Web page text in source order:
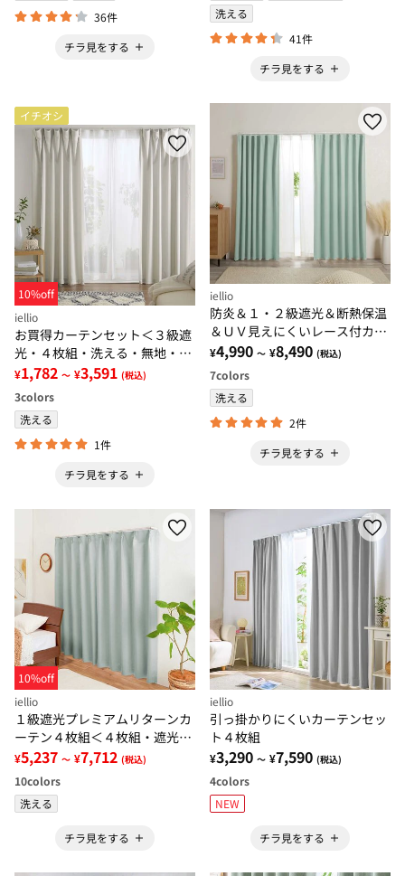
36件
チラ見をする
洗える
41件
チラ見をする
イチオシ
10%off
iellio
お買得カーテンセット＜３級遮
光・４枚組・洗える・無地・既
製サイズ＞
¥1,782 ～ ¥3,591 (税込)
3colors
洗える
1件
チラ見をする
iellio
防炎＆１・２級遮光＆断熱保温
＆ＵＶ見えにくいレース付カー
テンセット＜４枚組・防炎・遮
光１級・洗える・無地・レース
カーテン＞
¥4,990 ～ ¥8,490 (税込)
7colors
洗える
2件
チラ見をする
10%off
iellio
１級遮光プレミアムリターンカ
ーテン４枚組＜４枚組・遮光１
級・無地・洗える・形状記憶加
工・新生活・リターンカーテン
＞
¥5,237 ～ ¥7,712 (税込)
10colors
洗える
チラ見をする
iellio
引っ掛かりにくいカーテンセッ
ト４枚組
¥3,290 ～ ¥7,590 (税込)
4colors
NEW
チラ見をする